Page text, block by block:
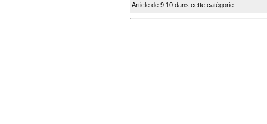
Article de 9 10 dans cette catégorie